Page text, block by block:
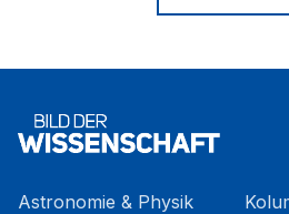
Astronomie & Physik